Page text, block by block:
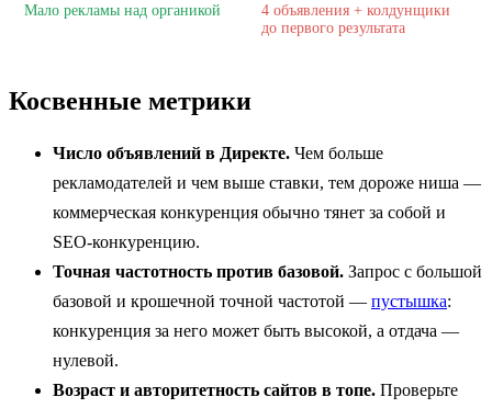
Мало рекламы над органикой
4 объявления + колдунщики
до первого результата
Косвенные метрики
Число объявлений в Директе. Чем больше
рекламодателей и чем выше ставки, тем дороже ниша —
коммерческая конкуренция обычно тянет за собой и
SEO-конкуренцию.
Точная частотность против базовой. Запрос с большой
базовой и крошечной точной частотой — пустышка:
конкуренция за него может быть высокой, а отдача —
нулевой.
Возраст и авторитетность сайтов в топе. Проверьте